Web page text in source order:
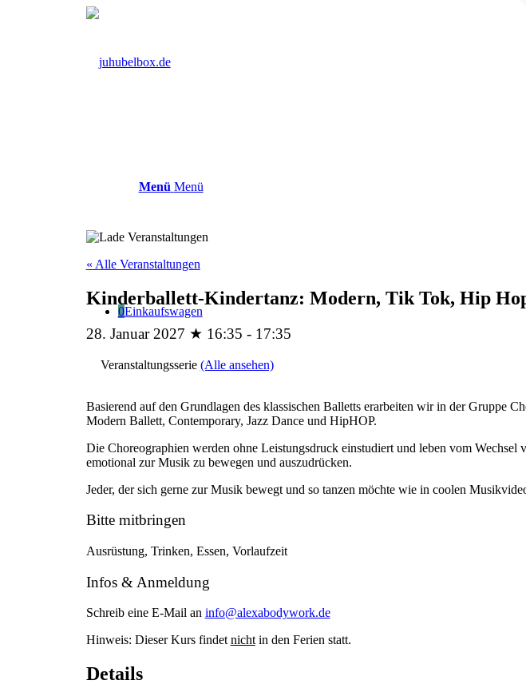
Menü Menü
0Einkaufswagen
« Alle Veranstaltungen
Kinderballett-Kindertanz: Modern, Tik Tok, Hip
28. Januar 2027 ★ 16:35 - 17:35
Veranstaltungsserie (Alle ansehen)
Basierend auf den Grundlagen des klassischen Balletts erarbeiten wir in der Gruppe
Modern Ballett, Contemporary, Jazz Dance und HipHOP.
Die Choreographien werden ohne Leistungsdruck einstudiert und leben vom
emotional zur Musik zu bewegen und auszudrücken.
Jeder, der sich gerne zur Musik bewegt und so tanzen möchte wie in coolen
Bitte mitbringen
Ausrüstung, Trinken, Essen, Vorlaufzeit
Infos & Anmeldung
Schreib eine E-Mail an info@alexabodywork.de
Hinweis: Dieser Kurs findetnichtin den Ferien statt.
Details